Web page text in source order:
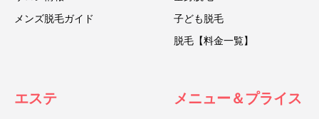
メンズ脱毛ガイド
子ども脱毛
脱毛【料金一覧】
エステ メニュー＆プライス